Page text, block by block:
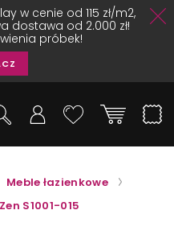
w cenie od 115 zł/m2,
dostawa od 2.000 zł!
próbek!
Meble łazienkowe
S1001-015